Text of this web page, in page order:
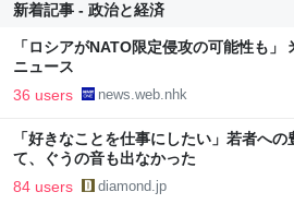
新着記事 - 政治と経済
「ロシアがNATO限定侵攻の可能性も
ニュース
36 users news.web.nhk
「好きなことを仕事にしたい」若者へ
て、ぐうの音も出なかった
84 users diamond.jp